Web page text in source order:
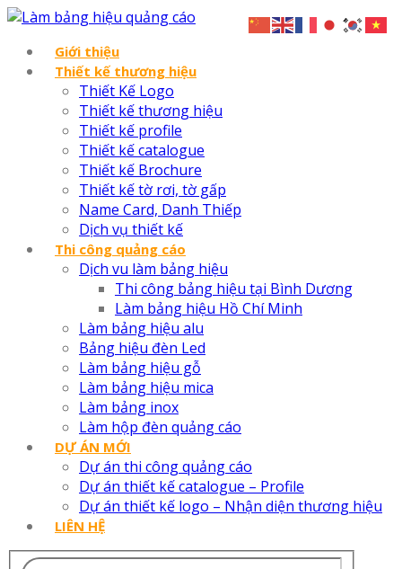
Giới thiệu
Thiết kế thương hiệu
Thiết Kế Logo
Thiết kế thương hiệu
Thiết kế profile
Thiết kế catalogue
Thiết kế Brochure
Thiết kế tờ rơi, tờ gấp
Name Card, Danh Thiếp
Dịch vụ thiết kế
Thi công quảng cáo
Dịch vu làm bảng hiệu
Thi công bảng hiệu tại Bình Dương
Làm bảng hiệu Hồ Chí Minh
Làm bảng hiệu alu
Bảng hiệu đèn Led
Làm bảng hiệu gỗ
Làm bảng hiệu mica
Làm bảng inox
Làm hộp đèn quảng cáo
DỰ ÁN MỚI
Dự án thi công quảng cáo
Dự án thiết kế catalogue – Profile
Dự án thiết kế logo – Nhận diện thương hiệu
LIÊN HỆ